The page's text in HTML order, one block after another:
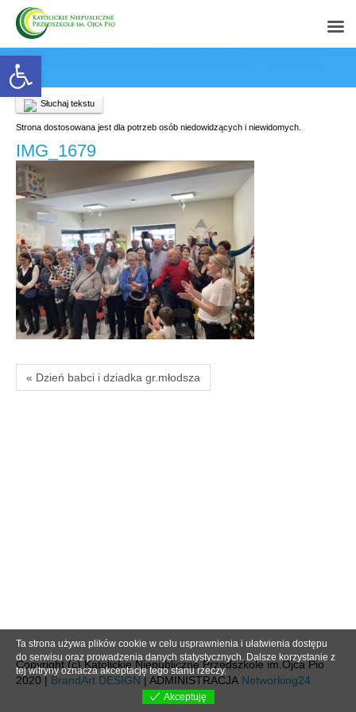
Open toolbar
Słuchaj tekstu
Strona dostosowana jest dla potrzeb osób niedowidzących i niewidomych.
IMG_1679
« Dzień babci i dziadka gr.młodsza
Copyright (c) Katolickie Niepubliczne Przedszkole im.Ojca Pio
2020 | BrandArt DESIGN | ADMINISTRACJA Networking24
Ta strona używa plików cookie w celu usprawnienia i ułatwienia dostępu
do serwisu oraz prowadzenia danych statystycznych. Dalsze korzystanie z
tej witryny oznacza akceptację tego stanu rzeczy.
Akceptuję